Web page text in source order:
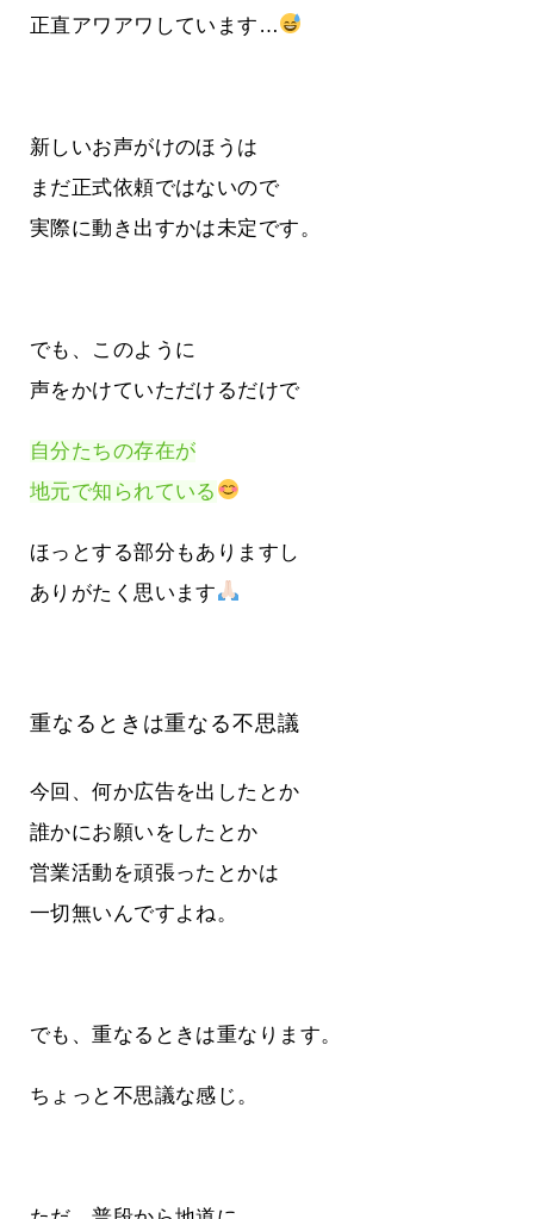
正直アワアワしています…
新しいお声がけのほうは
まだ正式依頼ではないので
実際に動き出すかは未定です。
でも、このように
声をかけていただけるだけで
自分たちの存在が
地元で知られている
ほっとする部分もありますし
ありがたく思います
重なるときは重なる不思議
今回、何か広告を出したとか
誰かにお願いをしたとか
営業活動を頑張ったとかは
一切無いんですよね。
でも、重なるときは重なります。
ちょっと不思議な感じ。